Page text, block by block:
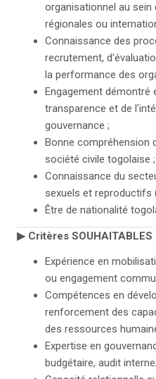
organisationnel au
régionales ou
Connaissance des
recrutement,
la performance des
Engagement démontré
transparence et de
gouvernance ;
Bonne compréhension
société civile togolaise ;
Connaissance du
sexuels et reproductifs
Être de nationalité
▶ Critères SOUHAITABLES
Expérience en
ou engagement
Compétences en
renforcement des
des ressources
Expertise en
budgétaire, audit